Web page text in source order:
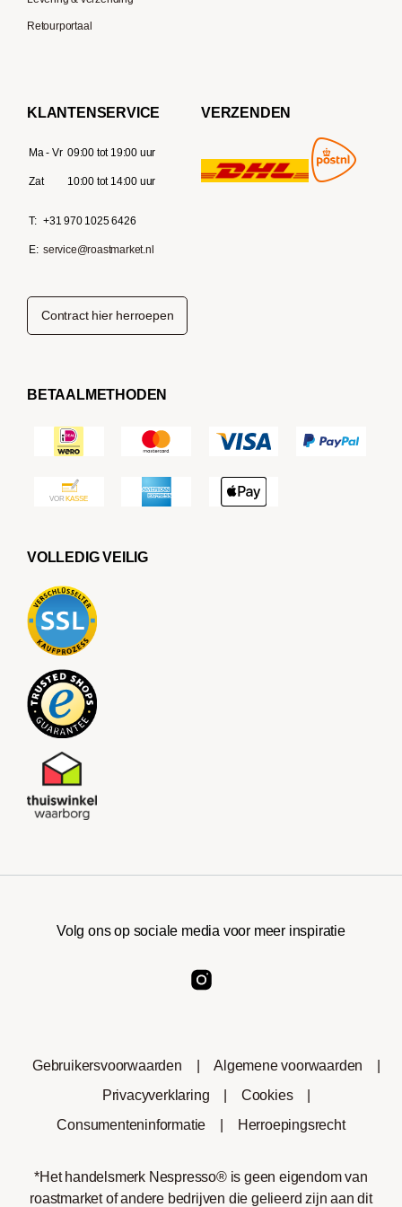
Retourportaal
KLANTENSERVICE
Ma - Vr 09:00 tot 19:00 uur
Zat 10:00 tot 14:00 uur
T: +31 970 1025 6426
E: service@roastmarket.nl
VERZENDEN
Contract hier herroepen
BETAALMETHODEN
VOLLEDIG VEILIG
Volg ons op sociale media voor meer inspiratie
Gebruikersvoorwaarden Algemene voorwaarden
Privacyverklaring
Cookies
Consumenteninformatie
Herroepingsrecht
*Het handelsmerk Nespresso® is geen eigendom van
roastmarket of andere bedrijven die gelieerd zijn aan dit